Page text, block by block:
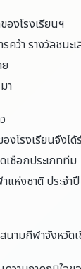
องโรงเรียนฯ
คว้า รางวัลชนะ
า
งโรงเรียนจึงไ
เชือกประเภททีม
แห่งชาติ ประจำ
นามกีฬาจังหวัด